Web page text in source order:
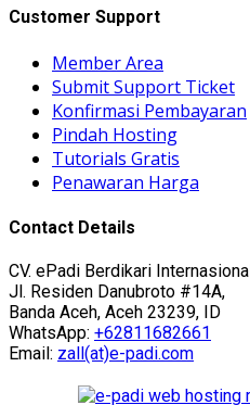
Customer Support
Member Area
Submit Support Ticket
Konfirmasi Pembayaran
Pindah Hosting
Tutorials Gratis
Penawaran Harga
Contact Details
CV. ePadi Berdikari Internasional
Jl. Residen Danubroto #14A,
Banda Aceh, Aceh 23239, ID
WhatsApp: +62811682661
Email: zall(at)e-padi.com